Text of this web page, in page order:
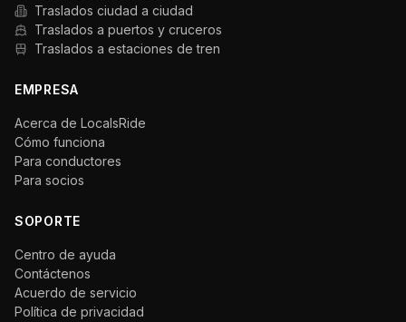
Traslados ciudad a ciudad
Traslados a puertos y cruceros
Traslados a estaciones de tren
EMPRESA
Acerca de LocalsRide
Cómo funciona
Para conductores
Para socios
SOPORTE
Centro de ayuda
Contáctenos
Acuerdo de servicio
Política de privacidad